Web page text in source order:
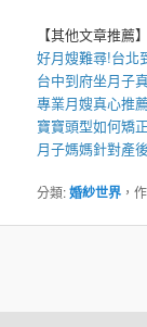
【其他文章推薦】
好月嫂難尋!台北
台中到府坐月子
專業月嫂真心推
寶寶頭型如何矯
月子媽媽針對產
分類:婚紗世界 ，